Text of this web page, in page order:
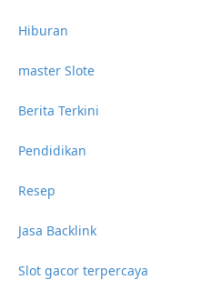
Hiburan
master Slote
Berita Terkini
Pendidikan
Resep
Jasa Backlink
Slot gacor terpercaya